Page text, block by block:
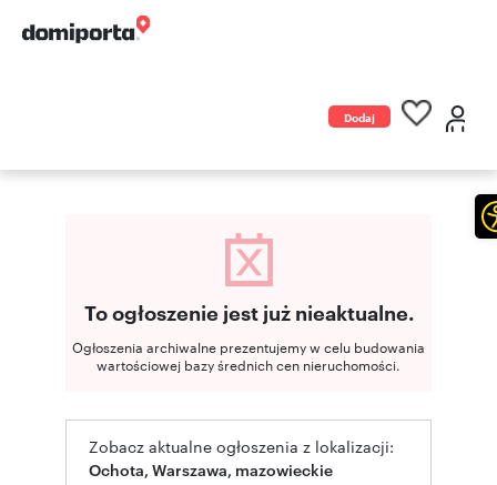
Dodaj
To ogłoszenie jest już nieaktualne.
Ogłoszenia archiwalne prezentujemy w celu budowania
wartościowej bazy średnich cen nieruchomości.
Zobacz aktualne ogłoszenia z lokalizacji:
Ochota, Warszawa, mazowieckie